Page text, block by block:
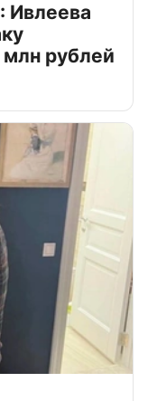
Ивлеева
рублей